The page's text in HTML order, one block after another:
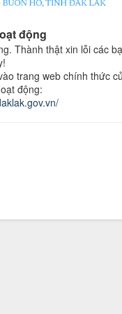
động
Thành thật xin lỗi các
trang web chính thức
động: